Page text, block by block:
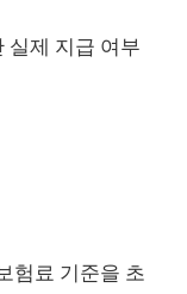
실제 지급 여부
험료 기준을 초